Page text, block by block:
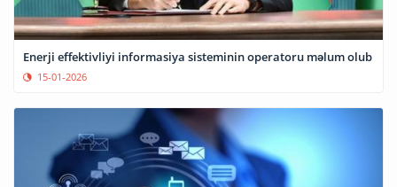
Enerji effektivliyi informasiya sisteminin operatoru məlum olub
15-01-2026